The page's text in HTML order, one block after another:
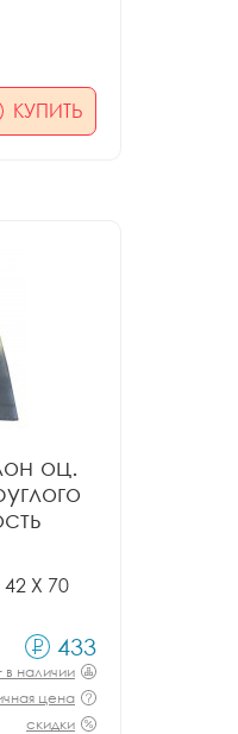
КУПИТЬ
оц.
X 70
433
в наличии
цена
скидки